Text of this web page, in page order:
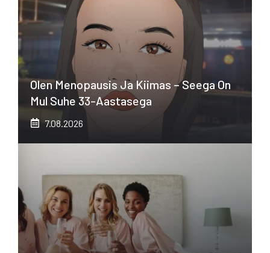
Olen Menopausis Ja Kiimas – Seega On
Mul Suhe 33-Aastasega
7.08.2026